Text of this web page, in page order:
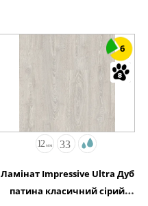
6
Ламінат Impressive Ultra Дуб
патина класичний сірий